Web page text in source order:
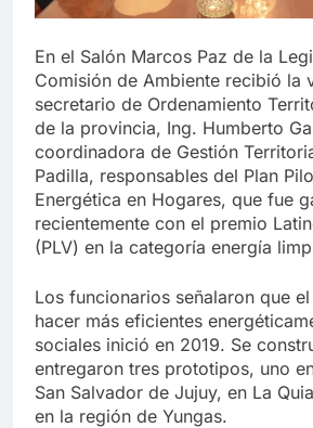
En el Salón Marcos Paz de la
Comisión de Ambiente recibió la
secretario de Ordenamiento
de la provincia, Ing. Humberto
coordinadora de Gestión
Padilla, responsables del Plan
Energética en Hogares, que fue
recientemente con el premio
(PLV) en la categoría energía
Los funcionarios señalaron que
hacer más eficientes
sociales inició en 2019. Se
entregaron tres prototipos, uno
San Salvador de Jujuy, en La
en la región de Yungas.